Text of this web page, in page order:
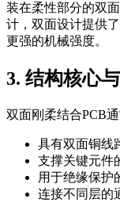
装在柔性部分的双
计，双面设计提供
更强的机械强度。
3. 结构核心
双面刚柔结合PCB
具有双面铜线
支撑关键元件
用于绝缘保护
连接不同层的